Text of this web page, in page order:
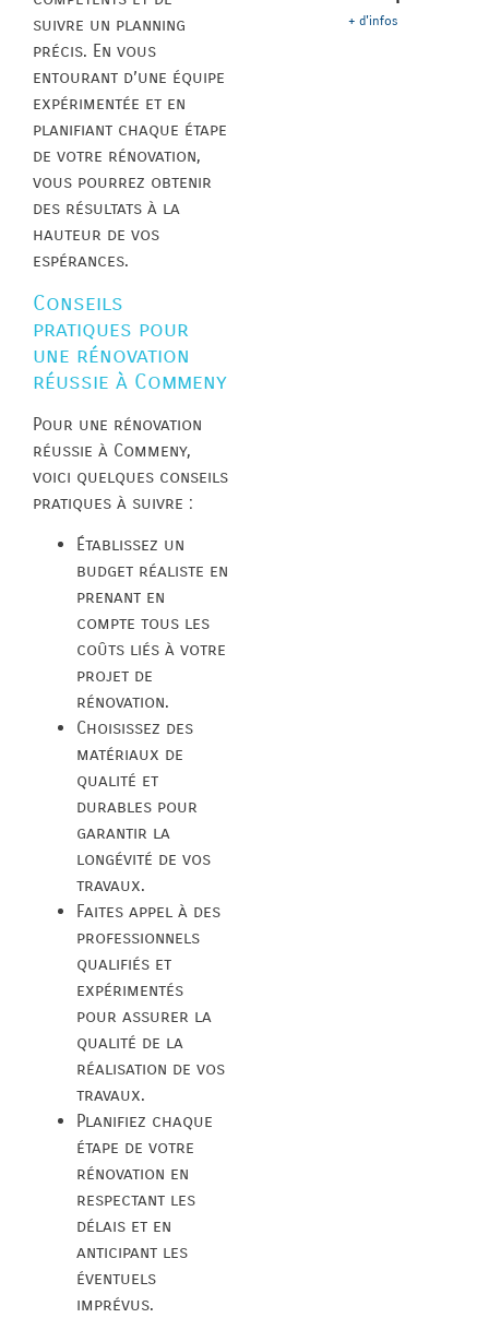
suivre un planning
précis. En vous
entourant d’une équipe
expérimentée et en
planifiant chaque étape
de votre rénovation,
vous pourrez obtenir
des résultats à la
hauteur de vos
espérances.
Conseils
pratiques pour
une rénovation
réussie à Commeny
Pour une rénovation
réussie à Commeny,
voici quelques conseils
pratiques à suivre :
Établissez un
budget réaliste en
prenant en
compte tous les
coûts liés à votre
projet de
rénovation.
Choisissez des
matériaux de
qualité et
durables pour
garantir la
longévité de vos
travaux.
Faites appel à des
professionnels
qualifiés et
expérimentés
pour assurer la
qualité de la
réalisation de vos
travaux.
Planifiez chaque
étape de votre
rénovation en
respectant les
délais et en
anticipant les
éventuels
imprévus.
+ d'infos